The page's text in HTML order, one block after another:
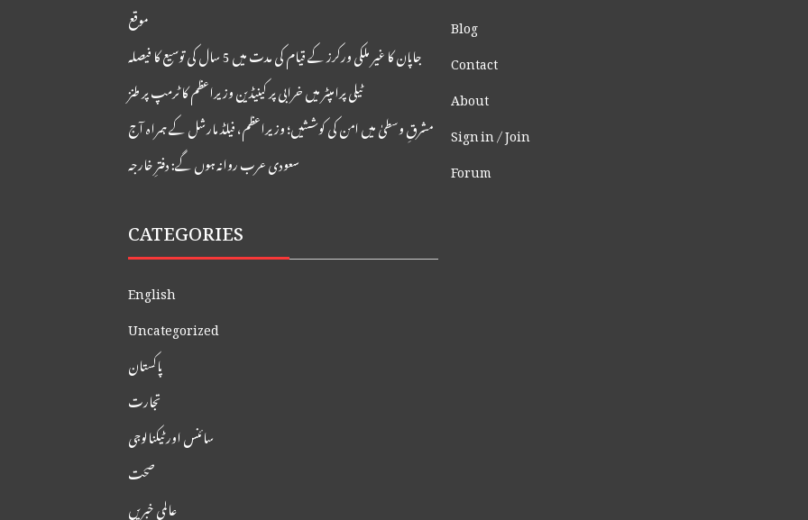
موقع
جاپان کا غیر ملکی ورکرز کے قیام کی مدت میں 5 سال کی توسیع کا فیصلہ
ٹیلی پرامپٹر میں خرابی پر کینیڈین وزیراعظم کا ٹرمپ پر طنز
مشرقِ وسطیٰ میں امن کی کوششیں؛ وزیراعظم، فیلڈ مارشل کے ہمراہ آج
سعودی عرب روانہ ہوں گے: دفترِ خارجہ
CATEGORIES
English
Uncategorized
پاکستان
تجارت
سائنس اور ٹیکنالوجی
صحت
عالمی خبریں
Blog
Contact
About
Sign in / Join
Forum